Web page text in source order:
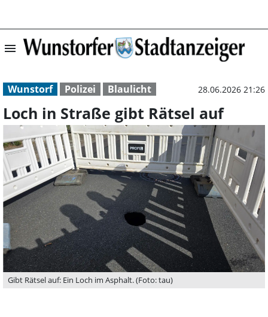
menu Loch in Straße
Wunstorf Polizei Blaulicht 28.06.2026 21:26
Loch in Straße gibt Rätsel auf
Gibt Rätsel auf: Ein Loch im Asphalt. (Foto: tau)